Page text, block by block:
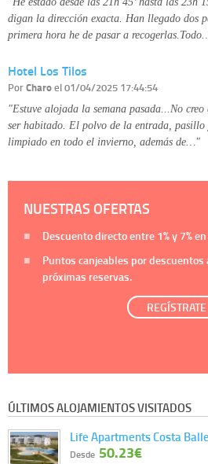
digan la dirección exacta. Han llegado dos
primera hora he de pasar a
Hotel Los Tilos
PorCharoel 01/04/2025 17:44:54
"Estuve alojada la semana pasada...No
ser habitado. El polvo de la entrada,
limpiado en todo el invierno, además de…"
NUESTRAS OFERTAS
Descuento directo entre 1%y 7%en
Puntos canjeables por descuentos
próximas reservas.
REGÍSTRATE
ÚLTIMOS ALOJAMIENTOS VISITADOS
Life Apartments Costa
Desde 50.23€